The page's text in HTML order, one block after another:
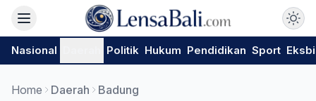
Nasional Politik Hukum Pendidikan Sport
Home Daerah Badung